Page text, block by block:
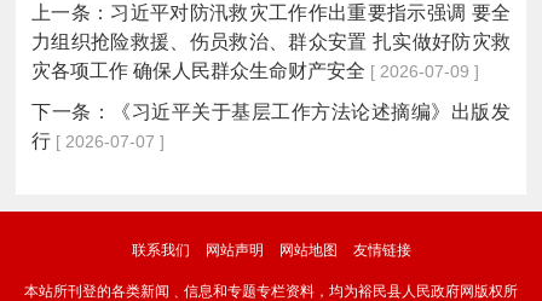
上一条： 习近平对防汛救灾工作作出重要指示强调 要全
力组织抢险救援、伤员救治、群众安置 扎实做好防灾救
灾各项工作 确保人民群众生命财产安全 [ 2026-07-09 ]
下一条：
《习近平关于基层工作方法论述摘编》出版发
行 [ 2026-07-07 ]
联系我们 网站声明 网站地图 友情链接
本站所刊登的各类新闻﹑信息和专题专栏资料，均为裕民县人民政府网版权所